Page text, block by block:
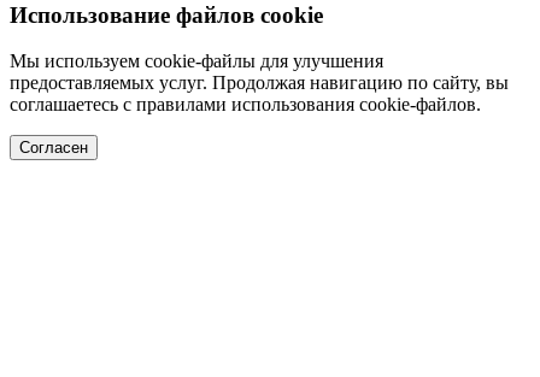
Использование файлов cookie
Мы используем cookie-файлы для улучшения
предоставляемых услуг. Продолжая навигацию по сайту, вы
соглашаетесь с правилами использования cookie-файлов.
Согласен